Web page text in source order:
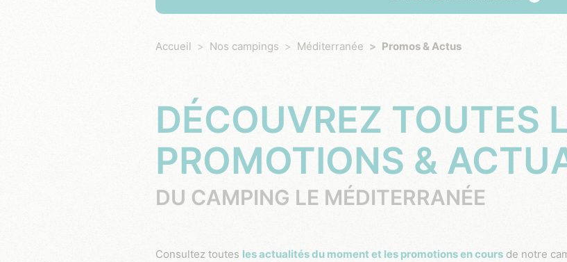
Accueil Nos campings Méditerranée Promos & Actus
DÉCOUVREZ TOUTES
PROMOTIONS &
DU CAMPING LE MÉDITERRANÉE
Consultez toutes les actualités du moment et les promotions en cours de notre